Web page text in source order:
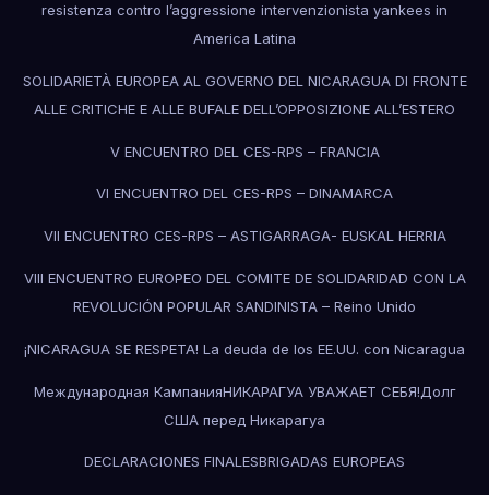
resistenza contro l’aggressione intervenzionista yankees in
America Latina
SOLIDARIETÀ EUROPEA AL GOVERNO DEL NICARAGUA DI FRONTE
ALLE CRITICHE E ALLE BUFALE DELL’OPPOSIZIONE ALL’ESTERO
V ENCUENTRO DEL CES-RPS – FRANCIA
VI ENCUENTRO DEL CES-RPS – DINAMARCA
VII ENCUENTRO CES-RPS – ASTIGARRAGA- EUSKAL HERRIA
VIII ENCUENTRO EUROPEO DEL COMITE DE SOLIDARIDAD CON LA
REVOLUCIÓN POPULAR SANDINISTA – Reino Unido
¡NICARAGUA SE RESPETA! La deuda de los EE.UU. con Nicaragua
Международная КампанияНИКАРАГУА УВАЖАЕТ СЕБЯ!Долг
США перед Никарагуа
DECLARACIONES FINALESBRIGADAS EUROPEAS